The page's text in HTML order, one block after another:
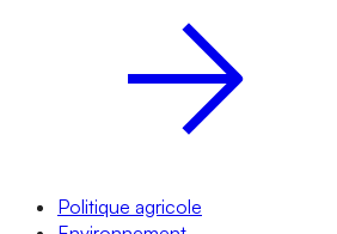
Politique agricole